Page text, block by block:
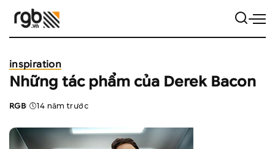
inspiration
Những tác phẩm của Derek Bacon
Posted
RGB 14 năm trước